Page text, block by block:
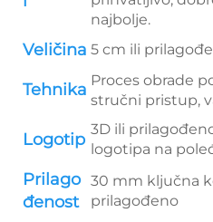
najbolje.
Veličina 5 cm ili
Tehnika Proces obrade
stručni pristup,
Logotip
3D ili
logotipa na
Prilago
đenost
30 mm ključna
prilagođeno